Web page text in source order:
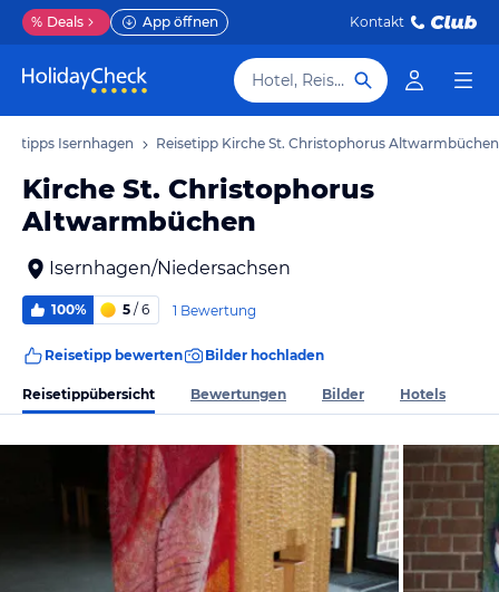
% Deals App öffnen Kontakt
Hotel, Reiseziel
Isernhagen Reisetipp Kirche St. Christophorus Altwarmbüchen
Kirche St. Christophorus
Altwarmbüchen
Isernhagen/Niedersachsen
100% 5 / 6 1 Bewertung
Reisetipp bewerten Bilder hochladen
Reisetippübersicht Bewertungen Bilder Hotels